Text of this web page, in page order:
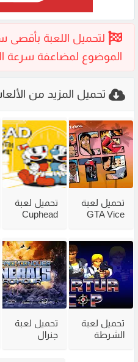
تحميل المزيد من
تحميل لعبة
GTA Vice
مضغوطة
من ميديا
فاير
تحميل لعبة
Cuphead
فاير بحجم
صغير
تحميل لعبة
الشرطة
تحميل لعبة
جنرال